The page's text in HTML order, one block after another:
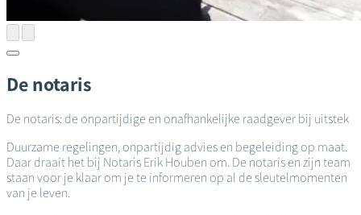
De notaris
De notaris: de onpartijdige en onafhankelijke raadgever bij uitstek
Duurzame regelingen, onpartijdig advies en begeleiding op maat.
Daar draait het bij Notaris Erik Houben om. De notaris en zijn team
staan voor je klaar om je te informeren op al de sleutelmomenten
van je leven.